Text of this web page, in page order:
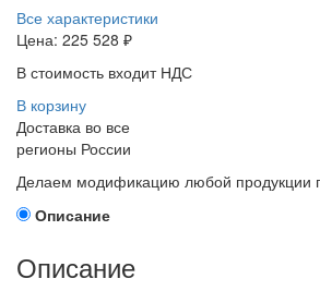
Все характеристики
Цена: 225 528 ₽
В стоимость входит НДС
В корзину
Доставка во все
регионы России
Делаем модификацию любой продукции
Описание
Описание